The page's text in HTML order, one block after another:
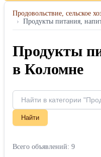
Продовольствие, сельское
› Продукты питания,
Продукты
в Коломне
Найти
Всего объявлений: 9